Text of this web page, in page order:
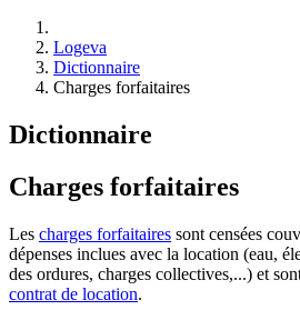
Logeva
Dictionnaire
Charges forfaitaires
Dictionnaire
Charges forfaitaires
Les charges forfaitaires sont censées
dépenses inclues avec la location (eau,
des ordures, charges collectives,...) et
contrat de location.